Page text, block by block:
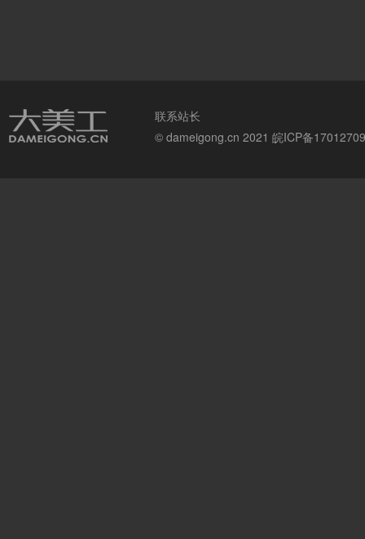
联系站长
© dameigong.cn 2021 皖ICP备